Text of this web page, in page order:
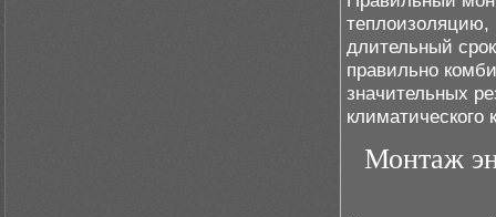
теплоизоляцию,
длительный
правильно
значительных
Монтаж